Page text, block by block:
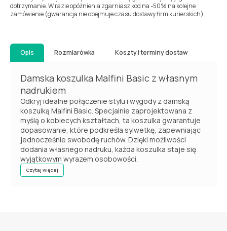
dotrzymanie. W razie opóźnienia zgarniasz kod na -50% na kolejne
zamówienie (gwarancja nie obejmuje czasu dostawy firm kurierskich)
Opis Rozmiarówka Koszty i terminy dostaw
Damska koszulka Malfini Basic z własnym
nadrukiem
Odkryj idealne połączenie stylu i wygody z damską
koszulką Malfini Basic. Specjalnie zaprojektowana z
myślą o kobiecych kształtach, ta koszulka gwarantuje
dopasowanie, które podkreśla sylwetkę, zapewniając
jednocześnie swobodę ruchów. Dzięki możliwości
dodania własnego nadruku, każda koszulka staje się
wyjątkowym wyrazem osobowości.
Czytaj więcej